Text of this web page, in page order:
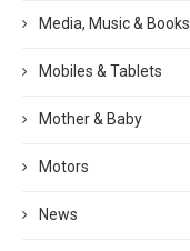
Media, Music & Books
Mobiles & Tablets
Mother & Baby
Motors
News